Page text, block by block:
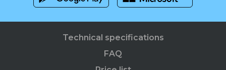
Technical specifications
FAQ